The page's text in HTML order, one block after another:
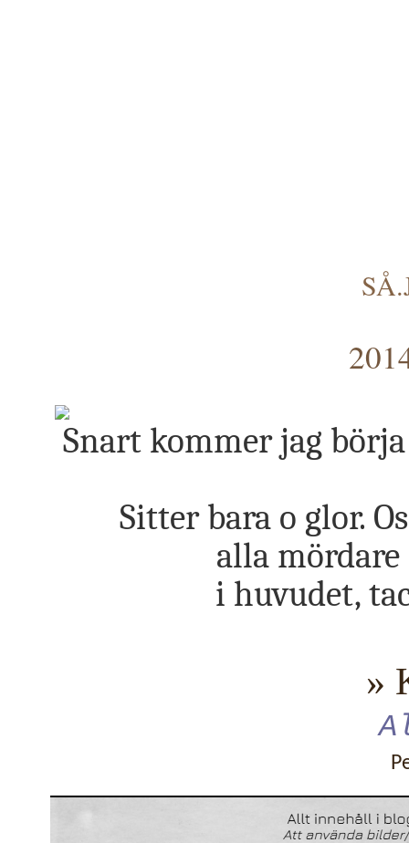
Snart kommer jag
Sitter bara o glor.
alla
i huvudet,
»